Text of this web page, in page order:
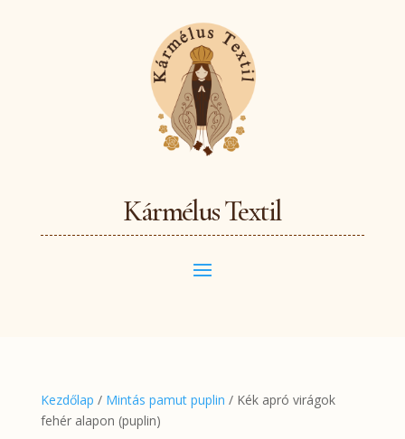
Kármélus Textil
Kezdőlap / Mintás pamut puplin / Kék apró virágok
fehér alapon (puplin)